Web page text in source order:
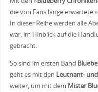
die von Fans lange erwartete
In dieser Reihe werden alle
war, im Hinblick auf die
gebracht.
So sind im ersten Band
geht es mit den Leutnant-
weiter, um mit dem Mister